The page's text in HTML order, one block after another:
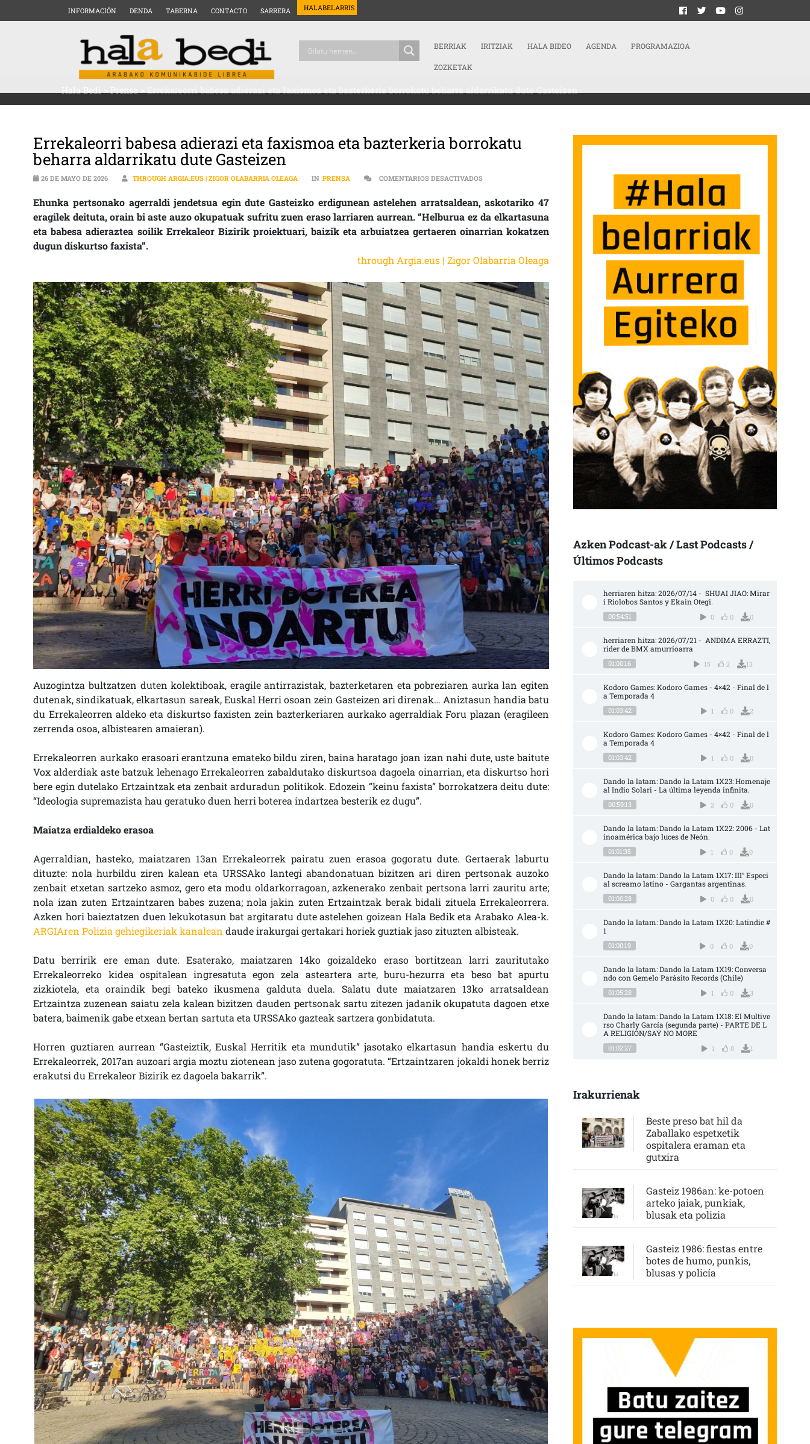
INFORMACIÓN DENDA TABERNA CONTACTO SARRERA HALABELARRIS
BERRIAK IRITZIAK HALA BIDEO AGENDA PROGRAMAZIOA
ZOZKETAK
Hala Bedi>Prensa>Errekaleorri babesa adierazi eta faxismoa eta bazterkeria borrokatu beharra aldarrikatu dute Gasteizen
Errekaleorri babesa adierazi eta faxismoa eta bazterkeria borrokatu
beharra aldarrikatu dute Gasteizen
26 DE MAYO DE 2026 THROUGH ARGIA.EUS | ZIGOR OLABARRIA OLEAGA IN PRENSA COMENTARIOS DESACTIVADOSEN ERREKALEORRI BABESA ADIERAZI ETA FAXISMOA ETA BAZTERKERIA BORROKATU BEHARRA
Ehunka pertsonako agerraldi jendetsua egin dute Gasteizko erdigunean astelehen arratsaldean, askotariko 47
eragilek deituta, orain bi aste auzo okupatuak sufritu zuen eraso larriaren aurrean. “Helburua ez da elkartasuna
eta babesa adieraztea soilik Errekaleor Bizirik proiektuari, baizik eta arbuiatzea gertaeren oinarrian kokatzen
dugun diskurtso faxista”.
through Argia.eus | Zigor Olabarria Oleaga
Auzogintza bultzatzen duten kolektiboak, eragile antirrazistak, bazterketaren eta pobreziaren aurka lan egiten
dutenak, sindikatuak, elkartasun sareak, Euskal Herri osoan zein Gasteizen ari direnak… Aniztasun handia batu
du Errekaleorren aldeko eta diskurtso faxisten zein bazterkeriaren aurkako agerraldiak Foru plazan (eragileen
zerrenda osoa, albistearen amaieran).
Errekaleorren aurkako erasoari erantzuna emateko bildu ziren, baina haratago joan izan nahi dute, uste baitute
Vox alderdiak aste batzuk lehenago Errekaleorren zabaldutako diskurtsoa dagoela oinarrian, eta diskurtso hori
bere egin dutelako Ertzaintzak eta zenbait arduradun politikok. Edozein “keinu faxista” borrokatzera deitu dute:
“Ideologia supremazista hau geratuko duen herri boterea indartzea besterik ez dugu”.
Maiatza erdialdeko erasoa
Agerraldian, hasteko, maiatzaren 13an Errekaleorrek pairatu zuen erasoa gogoratu dute. Gertaerak laburtu
dituzte: nola hurbildu ziren kalean eta URSSAko lantegi abandonatuan bizitzen ari diren pertsonak auzoko
zenbait etxetan sartzeko asmoz, gero eta modu oldarkorragoan, azkenerako zenbait pertsona larri zauritu arte;
nola izan zuten Ertzaintzaren babes zuzena; nola jakin zuten Ertzaintzak berak bidali zituela Errekaleorrera.
Azken hori baieztatzen duen lekukotasun bat argitaratu dute astelehen goizean Hala Bedik eta Arabako Alea-k.
ARGIAren Polizia gehiegikeriak kanalean daude irakurgai gertakari horiek guztiak jaso zituzten albisteak.
Datu berririk ere eman dute. Esaterako, maiatzaren 14ko goizaldeko eraso bortitzean larri zauritutako
Errekaleorreko kidea ospitalean ingresatuta egon zela asteartera arte, buru-hezurra eta beso bat apurtu
zizkiotela, eta oraindik begi bateko ikusmena galduta duela. Salatu dute maiatzaren 13ko arratsaldean
Ertzaintza zuzenean saiatu zela kalean bizitzen dauden pertsonak sartu zitezen jadanik okupatuta dagoen etxe
batera, baimenik gabe etxean bertan sartuta eta URSSAko gazteak sartzera gonbidatuta.
Horren guztiaren aurrean “Gasteiztik, Euskal Herritik eta mundutik” jasotako elkartasun handia eskertu du
Errekaleorrek, 2017an auzoari argia moztu ziotenean jaso zutena gogoratuta. “Ertzaintzaren jokaldi honek berriz
erakutsi du Errekaleor Bizirik ez dagoela bakarrik”.
Azken Podcast-ak / Last Podcasts /
Últimos Podcasts
herriaren hitza: 2026/07/14 -  SHUAI JIAO: Mirar
i Riolobos Santos y Ekain Otegi.
00:54:51 0 0 0
herriaren hitza: 2026/07/21 -  ANDIMA ERRAZTI,
rider de BMX amurrioarra
01:00:16 15 2 13
Kodoro Games: Kodoro Games - 4×42 - Final de l
a Temporada 4
01:03:42 1 0 2
Kodoro Games: Kodoro Games - 4×42 - Final de l
a Temporada 4
01:03:42 1 0 0
Dando la latam: Dando la Latam 1X23: Homenaje
al Indio Solari - La última leyenda infinita.
00:59:13 2 0 0
Dando la latam: Dando la Latam 1X22: 2006 - Lat
inoamérica bajo luces de Neón.
01:01:35 1 0 0
Dando la latam: Dando la Latam 1X17: III° Especi
al screamo latino - Gargantas argentinas.
01:00:28 0 0 0
Dando la latam: Dando la Latam 1X20: Latindie #
1
01:00:19 0 0 0
Dando la latam: Dando la Latam 1X19: Conversa
ndo con Gemelo Parásito Records (Chile)
01:05:28 1 0 3
Dando la latam: Dando la Latam 1X18: El Multive
rso Charly García (segunda parte) - PARTE DE L
A RELIGIÓN/SAY NO MORE
01:02:27 1 0 1
Irakurrienak
Beste preso bat hil da
Zaballako espetxetik
ospitalera eraman eta
gutxira
Gasteiz 1986an: ke-potoen
arteko jaiak, punkiak,
blusak eta polizia
Gasteiz 1986: fiestas entre
botes de humo, punkis,
blusas y policía